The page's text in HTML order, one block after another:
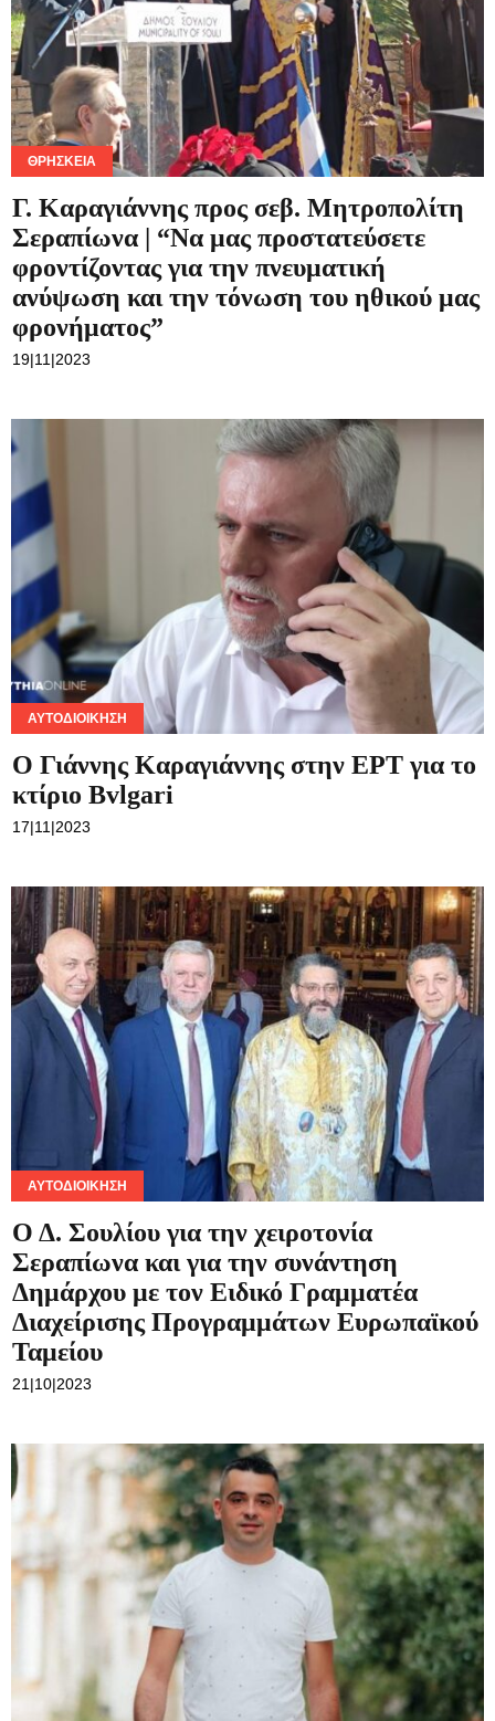
ΘΡΗΣΚΕΊΑ
Γ. Καραγιάννης προς σεβ. Μητροπολίτη
Σεραπίωνα | “Να μας προστατεύσετε
φροντίζοντας για την πνευματική
ανύψωση και την τόνωση του ηθικού μας
φρονήματος”
19|11|2023
ΑΥΤΟΔΙΟΊΚΗΣΗ
Ο Γιάννης Καραγιάννης στην ΕΡΤ για το
κτίριο Bvlgari
17|11|2023
ΑΥΤΟΔΙΟΊΚΗΣΗ
Ο Δ. Σουλίου για την χειροτονία
Σεραπίωνα και για την συνάντηση
Δημάρχου με τον Ειδικό Γραμματέα
Διαχείρισης Προγραμμάτων Ευρωπαϊκού
Ταμείου
21|10|2023